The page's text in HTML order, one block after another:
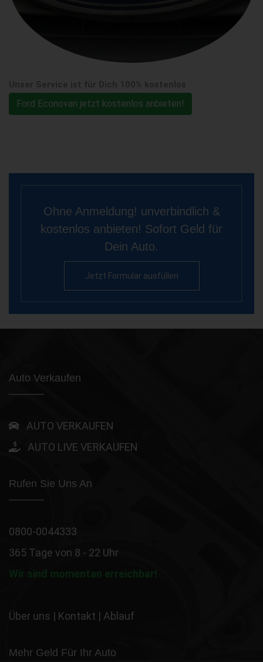
Ford Econovan jetzt kostenlos anbieten!
Ohne Anmeldung! unverbindlich &
kostenlos anbieten! Sofort Geld für
Dein Auto.
Jetzt Formular ausfüllen
Auto Verkaufen
AUTO VERKAUFEN
AUTO LIVE VERKAUFEN
Rufen Sie Uns An
0800-0044333
365 Tage von 8 - 22 Uhr
Wir sind momentan erreichbar!
Über uns | Kontakt | Ablauf
Mehr Geld Für Ihr Auto